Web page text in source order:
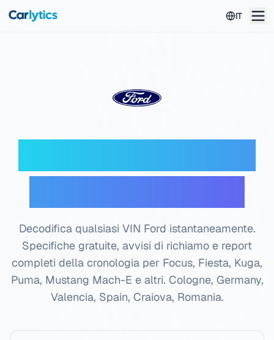
IT
Decodifica qualsiasi VIN Ford istantaneamente.
Specifiche gratuite, avvisi di richiamo e report
completi della cronologia per Focus, Fiesta, Kuga,
Puma, Mustang Mach-E e altri. Cologne, Germany,
Valencia, Spain, Craiova, Romania.